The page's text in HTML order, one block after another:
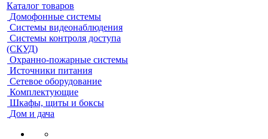
Каталог товаров
Домофонные системы
Системы видеонаблюдения
Системы контроля доступа
(СКУД)
Охранно-пожарные системы
Источники питания
Сетевое оборудование
Комплектующие
Шкафы, щиты и боксы
Дом и дача